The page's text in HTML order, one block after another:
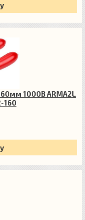
1000В ARMA2L
160